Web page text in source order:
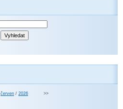
červen / 2026 >>